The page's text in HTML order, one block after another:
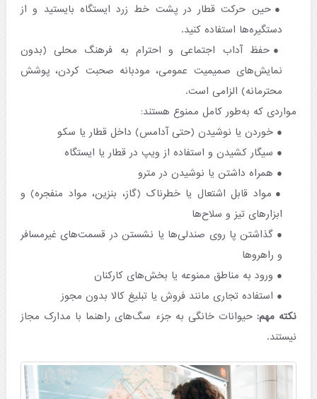
حین حرکت قطار در پشت خط زرد ایستگاه بایستید و از
دستگیره‌ها استفاده کنید.
حفظ آداب اجتماعی و احترام به فرهنگ محلی (بدون
نمایش‌های صمیمیت عمومی، مودبانه صحبت کردن، پوشش
محترمانه) الزامی است.
مواردی که به‌طور کامل ممنوع هستند:
خوردن یا نوشیدن (حتی آدامس) داخل قطار یا سکو
سیگار کشیدن و استفاده از ویپ در قطار یا ایستگاه
همراه داشتن یا نوشیدن در مترو
مواد قابل اشتعال یا خطرناک (گاز، بنزین، مواد منفجره) و
ابزارهای تیز و سلاح‌ها
گذاشتن پا روی صندلی‌ها یا نشستن در قسمت‌های غیرمسافر
و راهروها
ورود به مناطق ممنوعه یا بخش‌های کارکنان
استفاده تجاری مانند فروش یا تبلیغ کالا بدون مجوز
نکته مهم: حیوانات خانگی به جزء سگ‌های راهنما با مدارک مجاز
نیستند.